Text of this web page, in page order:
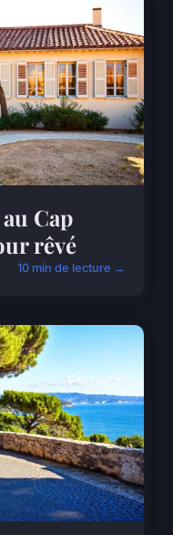
Cap
rêvé
10 min de lecture →